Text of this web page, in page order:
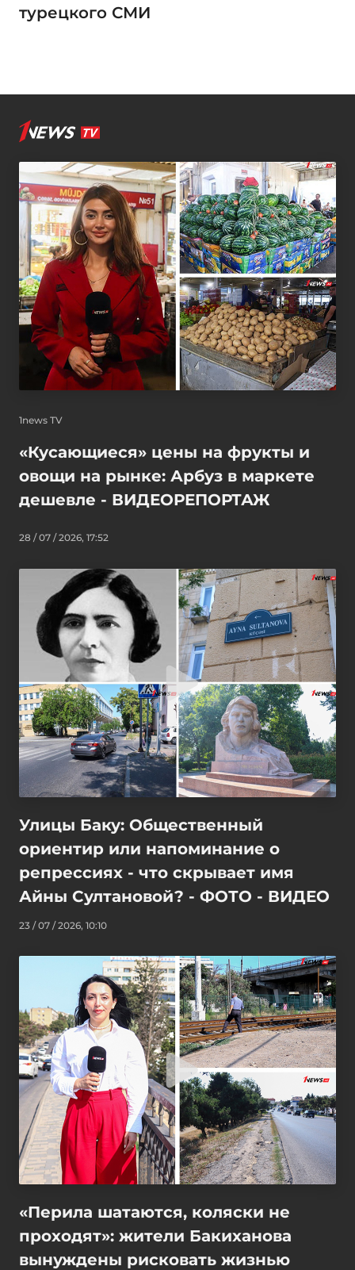
турецкого СМИ
1news TV
«Кусающиеся» цены на фрукты и
овощи на рынке: Арбуз в маркете
дешевле - ВИДЕОРЕПОРТАЖ
28 / 07 / 2026, 17:52
Улицы Баку: Общественный
ориентир или напоминание о
репрессиях - что скрывает имя
Айны Султановой? - ФОТО - ВИДЕО
23 / 07 / 2026, 10:10
«Перила шатаются, коляски не
проходят»: жители Бакиханова
вынуждены рисковать жизнью